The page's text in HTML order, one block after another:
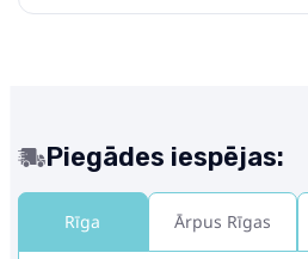
Piegādes iespējas:
Rīga Ārpus Rīgas